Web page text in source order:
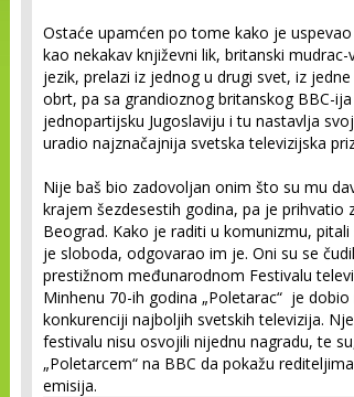
Ostaće upamćen po tome kako je
kao nekakav književni lik, britanski
jezik, prelazi iz jednog u drugi svet, iz
obrt, pa sa grandioznog britanskog BBC-
jednopartijsku Jugoslaviju i tu nastavlja
uradio najznačajnija svetska televizijska
Nije baš bio zadovoljan onim što su mu
krajem šezdesestih godina, pa je prihvatio
Beograd. Kako je raditi u komunizmu,
je sloboda, odgovarao im je. Oni su se
prestižnom međunarodnom Festivalu
Minhenu 70-ih godina „Poletarac“ je
konkurenciji najboljih svetskih televizija.
festivalu nisu osvojili nijednu nagradu, te
„Poletarcem“ na BBC da pokažu
emisija.